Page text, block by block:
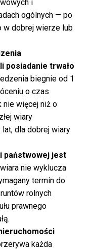
i
ogólnych — po
w dobrej wierze lub
posiadanie trwało
biegnie od 1
o czas
nie więcej niż o
wiary
dla dobrej wiary
państwowej jest
wiara nie wyklucza
termin do
rolnych
prawnego
każda